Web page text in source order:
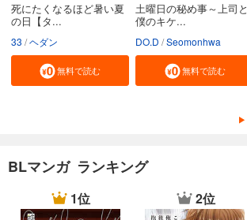
死にたくなるほど暑い夏
の日【タ...
33 ヘダン
無料で読む
土曜日の秘め事～上司と
僕のキケ...
DO.D Seomonhwa
無料で読む
BLマンガ ランキング
1位 2位